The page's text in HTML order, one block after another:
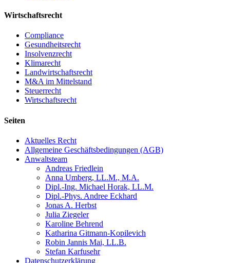
Wirtschaftsrecht
Compliance
Gesundheitsrecht
Insolvenzrecht
Klimarecht
Landwirtschaftsrecht
M&A im Mittelstand
Steuerrecht
Wirtschaftsrecht
Seiten
Aktuelles Recht
Allgemeine Geschäftsbedingungen (AGB)
Anwaltsteam
Andreas Friedlein
Anna Umberg, LL.M., M.A.
Dipl.-Ing. Michael Horak, LL.M.
Dipl.-Phys. Andree Eckhard
Jonas A. Herbst
Julia Ziegeler
Karoline Behrend
Katharina Gitmann-Kopilevich
Robin Jannis Mai, LL.B.
Stefan Karfusehr
Datenschutzerklärung